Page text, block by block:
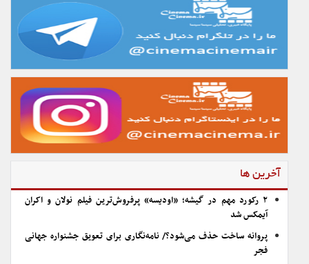
آخرین ها
۲ رکورد مهم در گیشه؛ «اودیسه» پرفروش‌ترین فیلم نولان و اکران
آیمکس شد
پروانه ساخت حذف می‌شود؟/ نامه‌نگاری برای تعویق جشنواره جهانی
فجر